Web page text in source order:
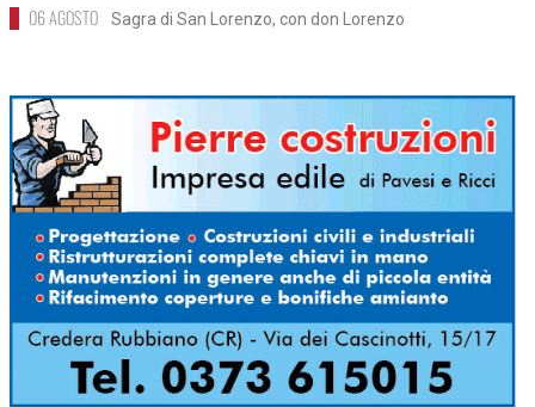
06 AGOSTO Sagra di San Lorenzo, con don Lorenzo